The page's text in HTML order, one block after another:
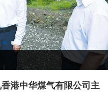
港中华煤气有限公司主